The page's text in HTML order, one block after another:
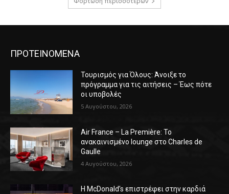
ΠΡΟΤΕΙΝΟΜΕΝΑ
Τουρισμός για Όλους: Άνοιξε το
πρόγραμμα για τις αιτήσεις – Έως πότε
οι υποβολές
5 Αυγούστου, 2026
Air France – La Première: Το
ανακαινισμένο lounge στο Charles de
Gaulle
4 Αυγούστου, 2026
Η McDonald’s επιστρέφει στην καρδιά